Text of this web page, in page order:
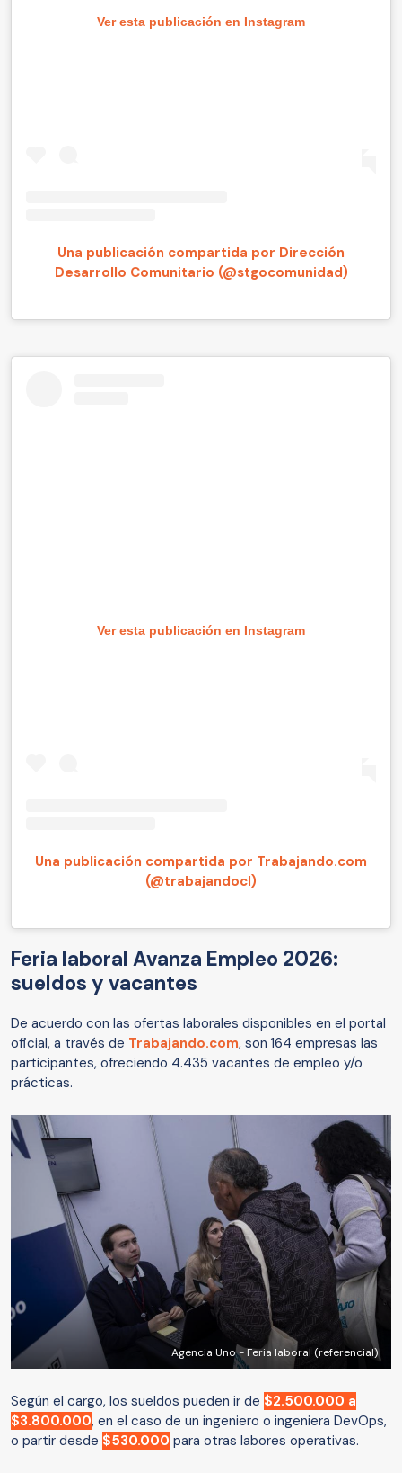
Ver esta publicación en Instagram
Una publicación compartida por Dirección
Desarrollo Comunitario (@stgocomunidad)
Ver esta publicación en Instagram
Una publicación compartida por Trabajando.com
(@trabajandocl)
Feria laboral Avanza Empleo 2026:
sueldos y vacantes
De acuerdo con las ofertas laborales disponibles en el portal
oficial, a través de Trabajando.com, son 164 empresas las
participantes, ofreciendo 4.435 vacantes de empleo y/o
prácticas.
Agencia Uno - Feria laboral (referencial)
Según el cargo, los sueldos pueden ir de $2.500.000 a
$3.800.000, en el caso de un ingeniero o ingeniera DevOps,
o partir desde $530.000 para otras labores operativas.